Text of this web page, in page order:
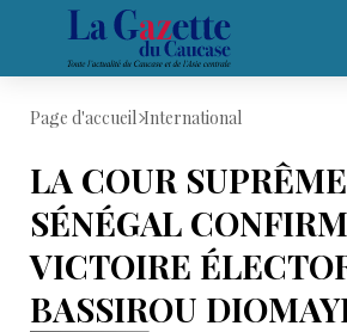
Page d'accueil International
LA COUR
SÉNÉGAL
VICTOIRE
BASSIROU